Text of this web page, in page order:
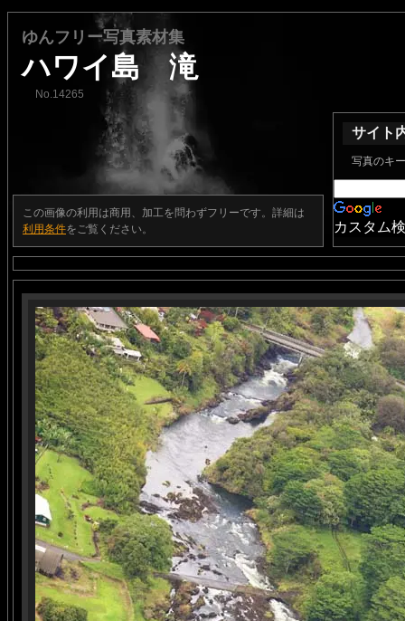
ゆんフリー写真素材集
ハワイ島 滝
No.14265
この画像の利用は商用、加工を問わずフリーです。詳細は
利用条件をご覧ください。
サイト
写真のキ
カスタム